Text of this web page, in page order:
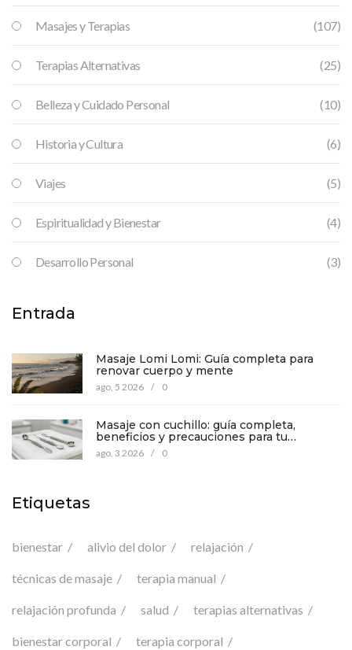
Masajes y Terapias (107)
Terapias Alternativas (25)
Belleza y Cuidado Personal (10)
Historia y Cultura (6)
Viajes (5)
Espiritualidad y Bienestar (4)
Desarrollo Personal (3)
Entrada
Masaje Lomi Lomi: Guía completa para
renovar cuerpo y mente
ago, 5 2026 / 0
Masaje con cuchillo: guía completa,
beneficios y precauciones para tu
bienestar
ago, 3 2026 / 0
Etiquetas
bienestar alivio del dolor relajación
técnicas de masaje terapia manual
relajación profunda salud terapias alternativas
bienestar corporal terapia corporal